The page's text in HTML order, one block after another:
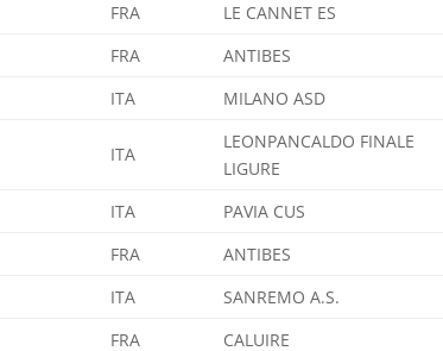
FRA
LE CANNET ES
FRA
ANTIBES
ITA MILANO ASD
ITA
LEONPANCALDO FINALE
LIGURE
ITA
PAVIA CUS
FRA
ANTIBES
ITA
SANREMO A.S.
FRA CALUIRE